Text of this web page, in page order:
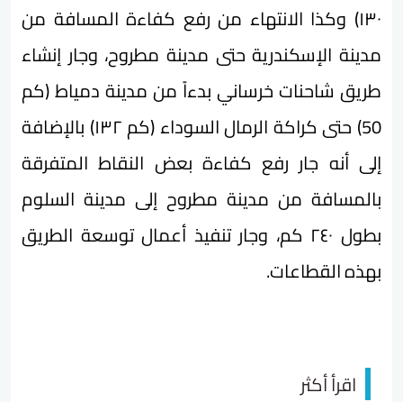
۱۳۰) وكذا الانتهاء من رفع كفاءة المسافة من
مدينة الإسكندرية حتى مدينة مطروح، وجار إنشاء
طريق شاحنات خرساني بدءاً من مدينة دمياط (كم
50) حتى كراكة الرمال السوداء (كم ۱۳۲) بالإضافة
إلى أنه جار رفع كفاءة بعض النقاط المتفرقة
بالمسافة من مدينة مطروح إلى مدينة السلوم
بطول ٢٤٠ كم، وجار تنفيذ أعمال توسعة الطريق
بهذه القطاعات.
اقرأ أكثر